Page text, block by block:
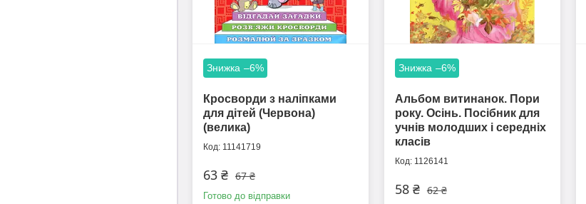
–6%
Кросворди з наліпками
для дітей (Червона)
(велика)
11141719
67 ₴
63 ₴
Готово до відправки
–6%
Альбом витинанок. Пори
року. Осінь. Посібник для
учнів молодших і середніх
класів
1126141
62 ₴
58 ₴